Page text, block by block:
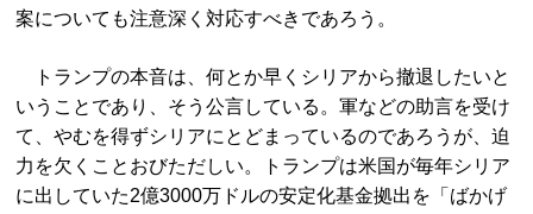
案についても注意深く対応すべきであろう。
トランプの本音は、何とか早くシリアから撤退したいと
いうことであり、そう公言している。軍などの助言を受け
て、やむを得ずシリアにとどまっているのであろうが、迫
力を欠くことおびただしい。トランプは米国が毎年シリア
に出していた2億3000万ドルの安定化基金拠出を「ばかげ